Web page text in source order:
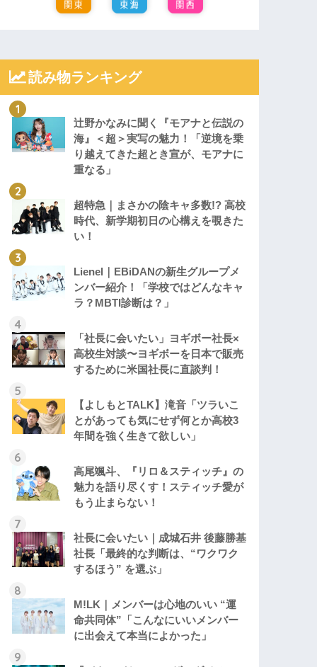
読み物ランキング
辻野かなみに聞く『モアナと伝説の
海』＜超＞実写の魅力！「逆境を乗
り越えてきた超とき宣が、モアナに
重なる」
超特急｜まさかの陰キャ多数!? 高校
時代、新学期初日の心構えを覗きた
い！
Lienel｜EBiDANの新生グループメ
ンバー紹介！「学校ではどんなキャ
ラ？MBTI診断は？」
「社長に会いたい」ヨギボー社長×
高校生対談〜ヨギボーを日本で販売
するために米国社長に直談判！
【よしもとTALK】滝音「ツラいこ
とがあっても気にせず何とか高校3
年間を強く生きて欲しい」
高尾颯斗、『リロ＆スティッチ』の
魅力を語り尽くす！スティッチ愛が
もう止まらない！
社長に会いたい｜成城石井 後藤勝基
社長「最終的な判断は、“ワクワク
するほう” を選ぶ」
M!LK｜メンバーは心地のいい “運
命共同体”「こんなにいいメンバー
に出会えて本当によかった」